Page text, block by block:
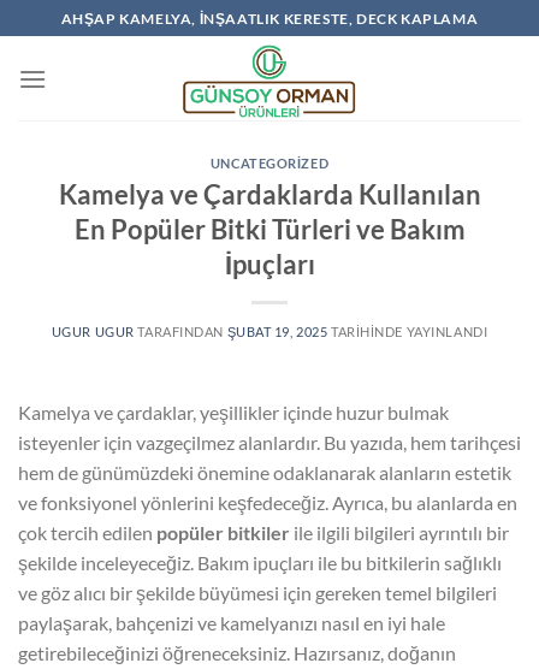
AHŞAP KAMELYA, İNŞAATLIK KERESTE, DECK KAPLAMA
UNCATEGORIZED
Kamelya ve Çardaklarda Kullanılan
En Popüler Bitki Türleri ve Bakım
İpuçları
UGUR UGUR TARAFINDAN ŞUBAT 19, 2025 TARIHINDE YAYINLANDI
Kamelya ve çardaklar, yeşillikler içinde huzur bulmak
isteyenler için vazgeçilmez alanlardır. Bu yazıda, hem tarihçesi
hem de günümüzdeki önemine odaklanarak alanların estetik
ve fonksiyonel yönlerini keşfedeceğiz. Ayrıca, bu alanlarda en
çok tercih edilen popüler bitkiler ile ilgili bilgileri ayrıntılı bir
şekilde inceleyeceğiz. Bakım ipuçları ile bu bitkilerin sağlıklı
ve göz alıcı bir şekilde büyümesi için gereken temel bilgileri
paylaşarak, bahçenizi ve kamelyanızı nasıl en iyi hale
getirebileceğinizi öğreneceksiniz. Hazırsanız, doğanın